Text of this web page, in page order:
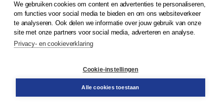
© 2026Koninklijke Boom uitgevers
Klantenservice
Service & informatie
Contact
We gebruiken cookies om content en advertenties te personaliseren,
om functies voor social media te bieden en om ons websiteverkeer
te analyseren. Ook delen we informatie over jouw gebruik van onze
site met onze partners voor social media, adverteren en analyse.
Privacy- en cookieverklaring
Cookie-instellingen
Alle cookies toestaan